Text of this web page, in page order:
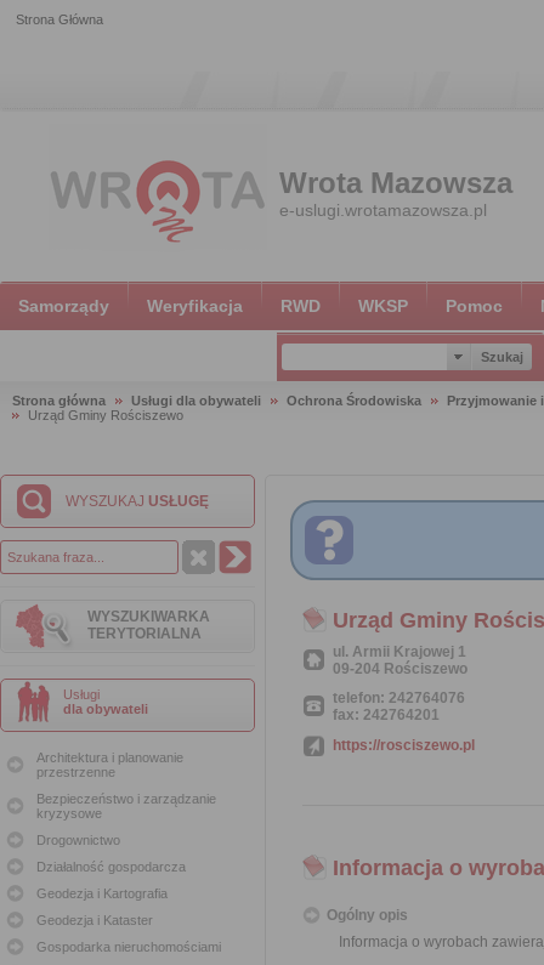
Strona Główna
Wrota Mazowsza
e-uslugi.wrotamazowsza.pl
Samorządy Weryfikacja RWD WKSP Pomoc
Strona główna Usługi dla obywateli Ochrona Środowiska
Przyjmowanie
Urząd Gminy Rościszewo
WYSZUKAJ USŁUGĘ
WYSZUKIWARKA
TERYTORIALNA
Usługi
dla obywateli
Architektura i planowanie
przestrzenne
Bezpieczeństwo i zarządzanie
kryzysowe
Drogownictwo
Działalność gospodarcza
Geodezja i Kartografia
Geodezja i Kataster
Gospodarka nieruchomościami
Urząd Gminy
ul. Armii Krajowej 1
09-204 Rościszewo
telefon: 242764076
fax: 242764201
https://rosciszewo.pl
Informacja o
Ogólny opis
Informacja o wyrobach